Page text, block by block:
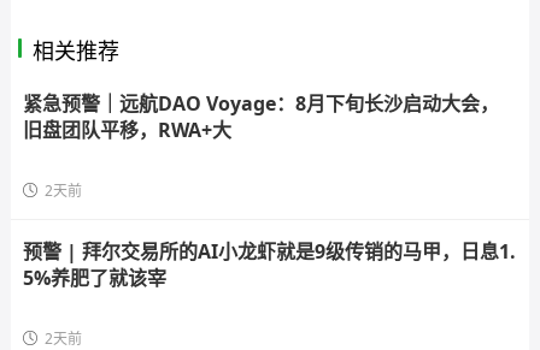
相关推荐
紧急预警｜远航DAO Voyage：8月下旬长沙启动大会，
旧盘团队平移，RWA+大
2天前
预警 | 拜尔交易所的AI小龙虾就是9级传销的马甲，日息1.
5%养肥了就该宰
2天前